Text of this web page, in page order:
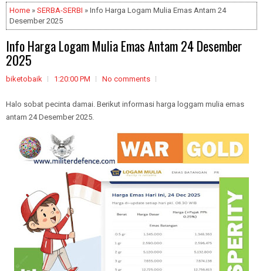
Home » SERBA-SERBI » Info Harga Logam Mulia Emas Antam 24
Desember 2025
Info Harga Logam Mulia Emas Antam 24 Desember
2025
biketobaik 1:20:00 PM No comments
Halo sobat pecinta damai. Berikut informasi harga loggam mulia emas
antam 24 Desember 2025.